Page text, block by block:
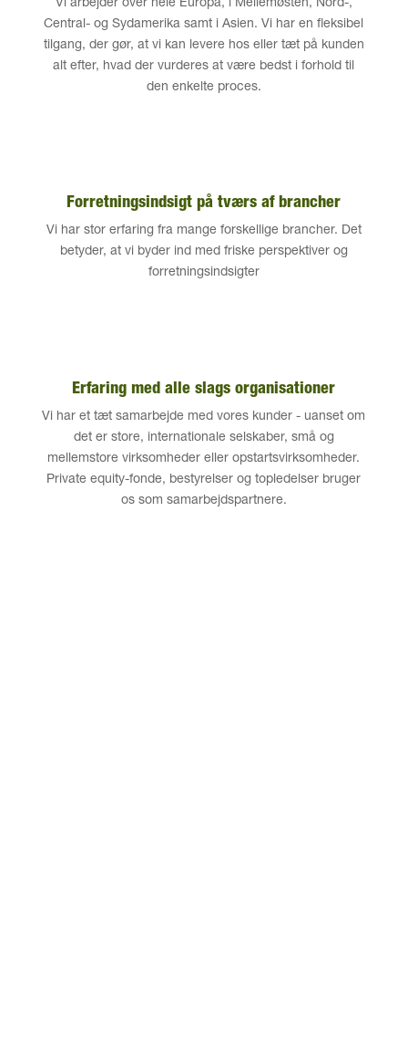
Vi arbejder over hele Europa, i Mellemøsten, Nord-,
Central- og Sydamerika samt i Asien. Vi har en fleksibel
tilgang, der gør, at vi kan levere hos eller tæt på kunden
alt efter, hvad der vurderes at være bedst i forhold til
den enkelte proces.
Forretningsindsigt på tværs af brancher
Vi har stor erfaring fra mange forskellige brancher. Det
betyder, at vi byder ind med friske perspektiver og
forretningsindsigter
Erfaring med alle slags organisationer
Vi har et tæt samarbejde med vores kunder - uanset om
det er store, internationale selskaber, små og
mellemstore virksomheder eller opstartsvirksomheder.
Private equity-fonde, bestyrelser og topledelser bruger
os som samarbejdspartnere.